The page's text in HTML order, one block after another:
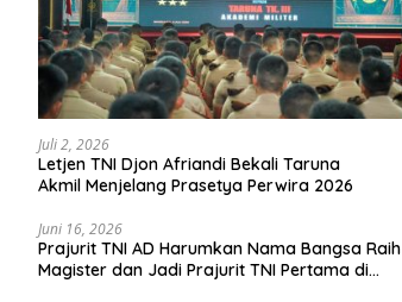
Juli 2, 2026
Letjen TNI Djon Afriandi Bekali Taruna
Akmil Menjelang Prasetya Perwira 2026
Juni 16, 2026
Prajurit TNI AD Harumkan Nama Bangsa Raih
Magister dan Jadi Prajurit TNI Pertama di